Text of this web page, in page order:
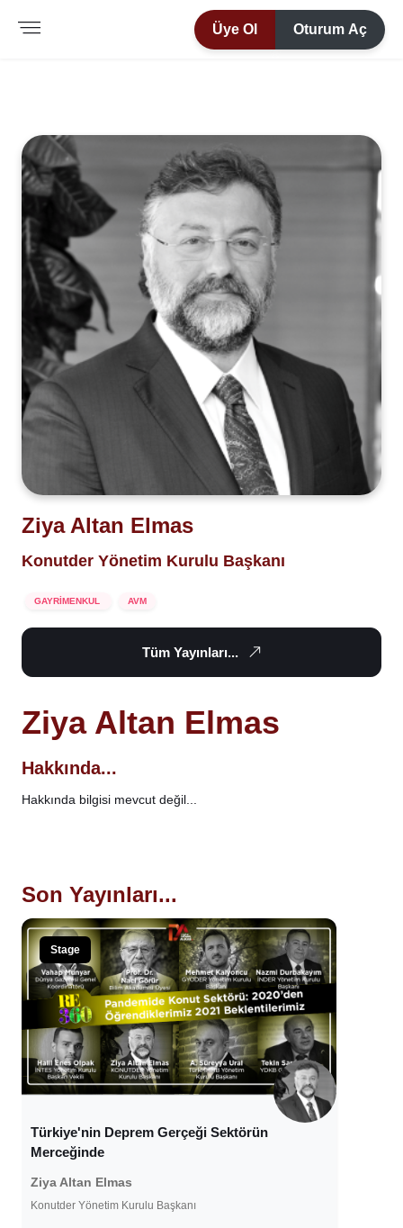
Üye Ol Oturum Aç
Ziya Altan Elmas
Konutder Yönetim Kurulu Başkanı
GAYRİMENKUL AVM
Tüm Yayınları...
Ziya Altan Elmas
Hakkında...
Hakkında bilgisi mevcut değil...
Son Yayınları...
Stage
Türkiye'nin Deprem Gerçeği Sektörün
Merceğinde
Ziya Altan Elmas
Konutder Yönetim Kurulu Başkanı